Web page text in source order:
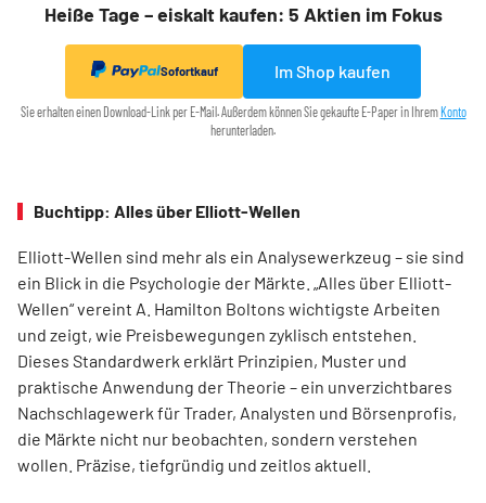
Heiße Tage – eiskalt kaufen: 5 Aktien im Fokus
Sofortkauf Im Shop kaufen
Sie erhalten einen Download-Link per E-Mail. Außerdem können Sie gekaufte E-Paper in Ihrem Konto
herunterladen.
Buchtipp: Alles über Elliott-Wellen
Elliott-Wellen sind mehr als ein Analysewerkzeug – sie sind
ein Blick in die Psychologie der Märkte. „Alles über Elliott-
Wellen“ vereint A. Hamilton Boltons wichtigste Arbeiten
und zeigt, wie Preisbewegungen zyklisch entstehen.
Dieses Standardwerk erklärt Prinzipien, Muster und
praktische Anwendung der Theorie – ein unverzichtbares
Nachschlagewerk für Trader, Analysten und Börsenprofis,
die Märkte nicht nur beobachten, sondern verstehen
wollen. Präzise, tiefgründig und zeitlos aktuell.